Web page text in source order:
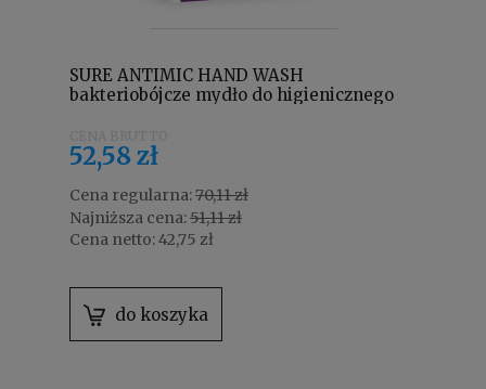
SURE ANTIMIC HAND WASH
bakteriobójcze mydło do higienicznego
52,58 zł
Cena regularna:70,11 zł
Najniższa cena:51,11 zł
Cena netto:42,75 zł
do koszyka